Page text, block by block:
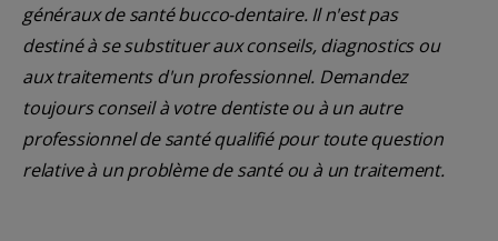
généraux de santé bucco-dentaire. Il n'est pas
destiné à se substituer aux conseils, diagnostics ou
aux traitements d'un professionnel. Demandez
toujours conseil à votre dentiste ou à un autre
professionnel de santé qualifié pour toute question
relative à un problème de santé ou à un traitement.